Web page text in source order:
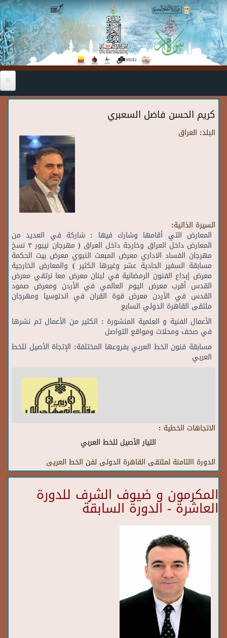
Skip to main content
كريم الحسن فاضل السعبري
البلد: العراق
السيرة الذاتية:
المعارض التي أقامها وشارك فيها : شاركة في العديد من
المعارض داخل العراق وخارجة داخل العراق ( مهرجان نيبور ٣ نسخ
مهرجان الفساد الاداري معرض المبعث النبوي معرض بيت الحكمة
مسابقة السفير الحادية عشر وغيرها الكثير ) والمعارض الخارجية
معرض إبداع الفنون الرمضانية في لبنان معرض معا نرتقي معرض
القدس أقرب معرض اليوم العالمي في الأردن ومعرض صمود
القدس في الأردن معرض قوة القران في اندنوسيا ومهرجان
ملتقى القاهرة الدولي السابع
الأعمال الفنية و العلمية المنشورة : الكثير من الأعمال تم نشرها
في صحف ومحلات ومواقع التواصل
مسابقة فنون الخط العربي بفروعها المختلفة: الإتجاة الأصيل للخط
العربي
الاتجاهات الخطية :
التيار الأصيل للخط العربي
الدورة االثامنة لملتقى القاهرة الدولى لفن الخط العريى
المكرمون و ضيوف الشرف للدورة
العاشرة - الدورة السابقة